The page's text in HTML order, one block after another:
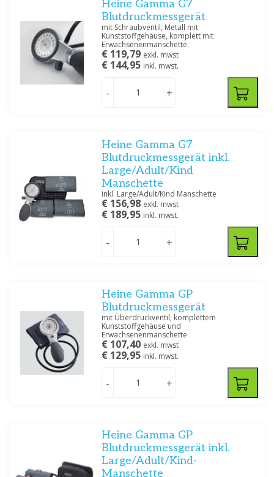
Heine Gamma G7
Blutdruckmessgerät
mit Schraubventil, Metall mit
Kunststoffgehäuse, komplett mit
Erwachsenenmanschette.
€ 119,79 exkl. mwst
€ 144,95 inkl. mwst.
- +
Heine Gamma G7
Blutdruckmessgerät inkl.
Large/Adult/Kind
Manschette
inkl. Large/Adult/Kind Manschette
€ 156,98 exkl. mwst
€ 189,95 inkl. mwst.
- +
Heine Gamma GP
Blutdruckmessgerät
mit Überdruckventil, komplettem
Kunststoffgehäuse und
Erwachsenenmanschette
€ 107,40 exkl. mwst
€ 129,95 inkl. mwst.
- +
Heine Gamma GP
Blutdruckmessgerät inkl.
Large/Adult/Kind-
Manschette